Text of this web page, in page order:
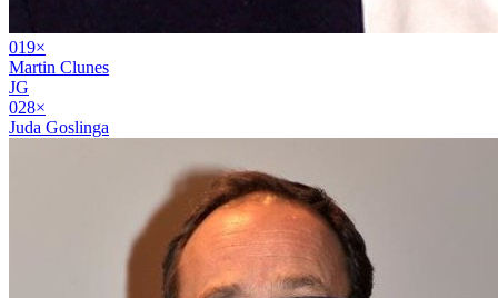
019×
Martin Clunes
JG
028×
Juda Goslinga